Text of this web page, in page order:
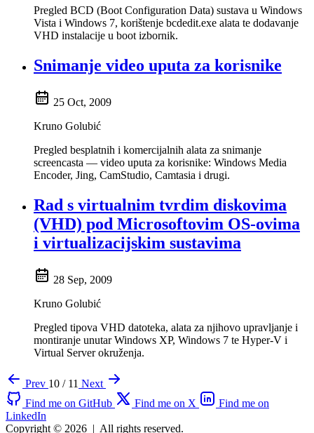
Pregled BCD (Boot Configuration Data) sustava u Windows
Vista i Windows 7, korištenje bcdedit.exe alata te dodavanje
VHD instalacije u boot izbornik.
Snimanje video uputa za korisnike
25 Oct, 2009
Kruno Golubić
Pregled besplatnih i komercijalnih alata za snimanje
screencasta — video uputa za korisnike: Windows Media
Encoder, Jing, CamStudio, Camtasia i drugi.
Rad s virtualnim tvrdim diskovima
(VHD) pod Microsoftovim OS-ovima
i virtualizacijskim sustavima
28 Sep, 2009
Kruno Golubić
Pregled tipova VHD datoteka, alata za njihovo upravljanje i
montiranje unutar Windows XP, Windows 7 te Hyper-V i
Virtual Server okruženja.
Prev 10 / 11 Next
Find me on GitHub
Find me on X
Find me on
LinkedIn
Copyright © 2026 | All rights reserved.